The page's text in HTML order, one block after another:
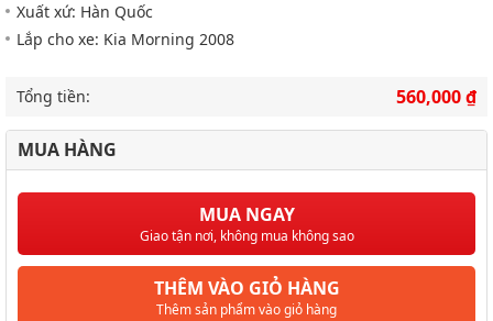
Xuất xứ: Hàn Quốc
Lắp cho xe: Kia Morning 2008
Tổng tiền: 560,000 ₫
MUA HÀNG
MUA NGAY
Giao tận nơi, không mua không sao
THÊM VÀO GIỎ HÀNG
Thêm sản phẩm vào giỏ hàng